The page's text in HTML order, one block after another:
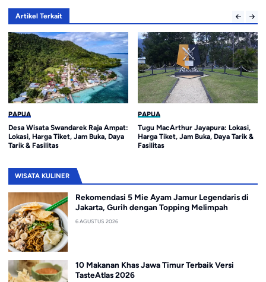
Artikel Terkait
PAPUA
Desa Wisata Swandarek Raja Ampat:
Lokasi, Harga Tiket, Jam Buka, Daya
Tarik & Fasilitas
PAPUA
Tugu MacArthur Jayapura: Lokasi,
Harga Tiket, Jam Buka, Daya Tarik &
Fasilitas
WISATA KULINER
Rekomendasi 5 Mie Ayam Jamur Legendaris di
Jakarta, Gurih dengan Topping Melimpah
6 AGUSTUS 2026
10 Makanan Khas Jawa Timur Terbaik Versi
TasteAtlas 2026